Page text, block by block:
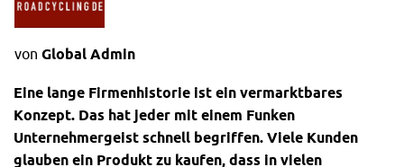
von Global Admin
Eine lange Firmenhistorie ist ein vermarktbares
Konzept. Das hat jeder mit einem Funken
Unternehmergeist schnell begriffen. Viele Kunden
glauben ein Produkt zu kaufen, dass in vielen